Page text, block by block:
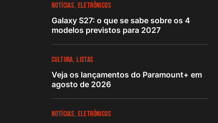
NOTÍCIAS ELETRÔNICOS
Galaxy S27: o que se sabe sobre os 4
modelos previstos para 2027
CULTURA LISTAS
Veja os lançamentos do Paramount+ em
agosto de 2026
NOTÍCIAS ELETRÔNICOS